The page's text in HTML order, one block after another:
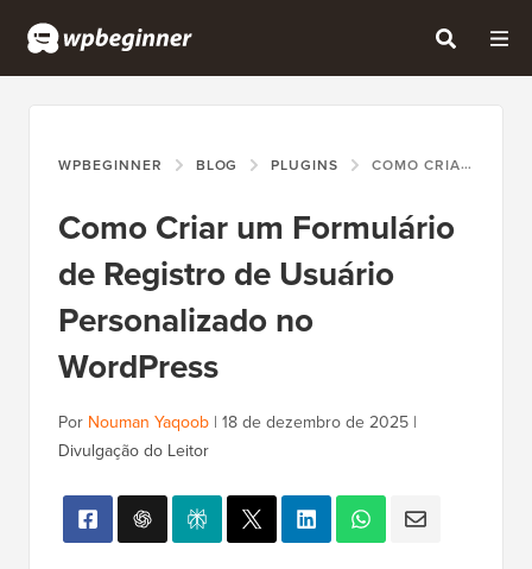
WPBEGINNER BLOG PLUGINS COMO CRIAR UM FORMULÁRIO DE REGISTRO DE USUÁRIO PERSONALIZADO NO WORDPRESS
Como Criar um Formulário
de Registro de Usuário
Personalizado no
WordPress
Por Nouman Yaqoob | 18 de dezembro de 2025 |
Divulgação do Leitor